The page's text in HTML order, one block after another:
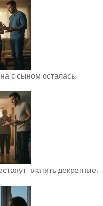
с сыном осталась.
платить декретные.